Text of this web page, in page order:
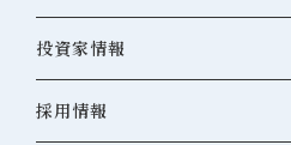
投資家情報
採用情報